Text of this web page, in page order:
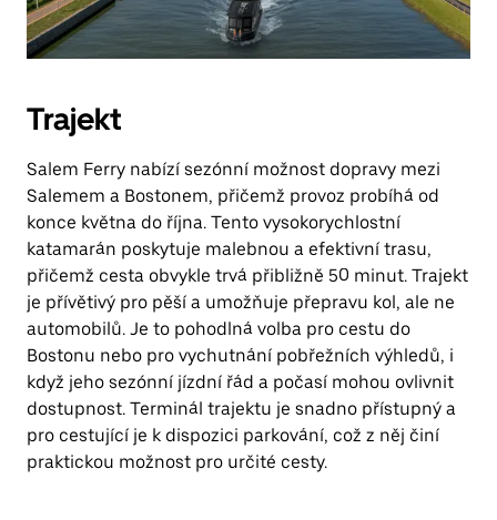
Trajekt
Salem Ferry nabízí sezónní možnost dopravy mezi
Salemem a Bostonem, přičemž provoz probíhá od
konce května do října. Tento vysokorychlostní
katamarán poskytuje malebnou a efektivní trasu,
přičemž cesta obvykle trvá přibližně 50 minut. Trajekt
je přívětivý pro pěší a umožňuje přepravu kol, ale ne
automobilů. Je to pohodlná volba pro cestu do
Bostonu nebo pro vychutnání pobřežních výhledů, i
když jeho sezónní jízdní řád a počasí mohou ovlivnit
dostupnost. Terminál trajektu je snadno přístupný a
pro cestující je k dispozici parkování, což z něj činí
praktickou možnost pro určité cesty.